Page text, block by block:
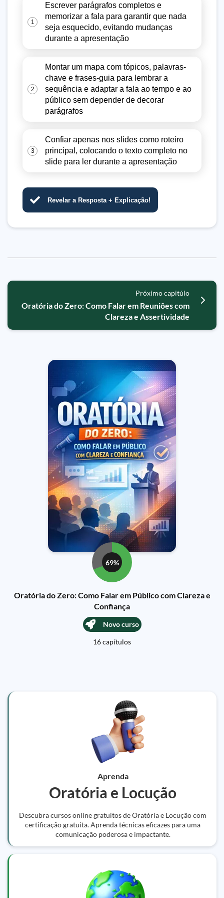
1
Escrever parágrafos completos e
memorizar a fala para garantir que nada
seja esquecido, evitando mudanças
durante a apresentação
2
Montar um mapa com tópicos, palavras-
chave e frases-guia para lembrar a
sequência e adaptar a fala ao tempo e ao
público sem depender de decorar
parágrafos
3
Confiar apenas nos slides como roteiro
principal, colocando o texto completo no
slide para ler durante a apresentação
Revelar a Resposta + Explicação!
Próximo capitúlo
Oratória do Zero: Como Falar em Reuniões com
Clareza e Assertividade
69%
Oratória do Zero: Como Falar em Público com Clareza e
Confiança
Novo curso
16 capítulos
Aprenda
Oratória e Locução
Descubra cursos online gratuitos de Oratória e Locução com
certificação gratuita. Aprenda técnicas eficazes para uma
comunicação poderosa e impactante.